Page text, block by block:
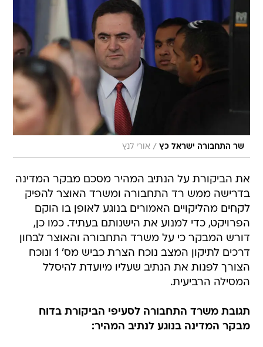
שר התחבורה ישראל כץ / אורי לנץ
את הביקורת על הנתיב המהיר מסכם מבקר המדינה
בדרישה ממש רד התחבורה ומשרד האוצר להפיק
לקחים מהליקויים האמורים בנוגע לאופן בו הוקם
הפרויקט, כדי למנוע את הישנותם בעתיד. כמו כן,
דורש המבקר כי על משרד התחבורה והאוצר לבחון
דרכים לתיקון המצב נוכח הצרת כביש מס' 1 ונוכח
הצורך לפנות את הנתיב שעליו מיועדת להיסלל
המסילה הרביעית.
תגובת משרד התחבורה לסעיפי הביקורת בדוח
מבקר המדינה בנוגע לנתיב המהיר: